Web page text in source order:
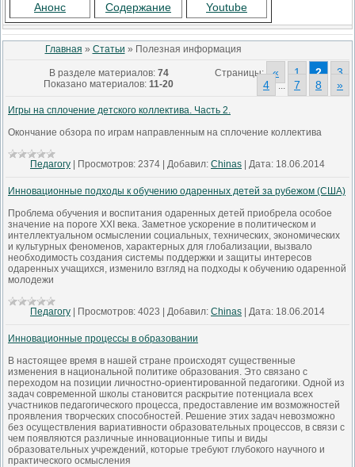
Анонс Содержание Youtube
Главная » Статьи » Полезная информация
В разделе материалов: 74
Показано материалов: 11-20
Страницы: « 1 2
3
4
... 7 8 »
Игры на сплочение детского коллектива. Часть 2.
Окончание обзора по играм направленным на сплочение коллектива
Педагогу Просмотров: 2374 Добавил: Chinas Дата: 18.06.2014
Инновационные подходы к обучению одаренных детей за рубежом (США)
Проблема обучения и воспитания одаренных детей приобрела особое
значение на пороге ХХI века. Заметное ускорение в политическом и
интеллектуальном осмыслении социальных, технических, экономических
и культурных феноменов, характерных для глобализации, вызвало
необходимость создания системы поддержки и защиты интересов
одаренных учащихся, изменило взгляд на подходы к обучению одаренной
молодежи
Педагогу Просмотров: 4023 Добавил: Chinas Дата: 18.06.2014
Инновационные процессы в образовании
В настоящее время в нашей стране происходят существенные
изменения в национальной политике образования. Это связано с
переходом на позиции личностно-ориентированной педагогики. Одной из
задач современной школы становится раскрытие потенциала всех
участников педагогического процесса, предоставление им возможностей
проявления творческих способностей. Решение этих задач невозможно
без осуществления вариативности образовательных процессов, в связи с
чем появляются различные инновационные типы и виды
образовательных учреждений, которые требуют глубокого научного и
практического осмысления